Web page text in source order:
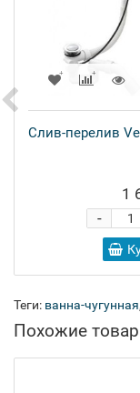
Слив-перелив
1
-
Теги: ванна-чугунная
Похожие